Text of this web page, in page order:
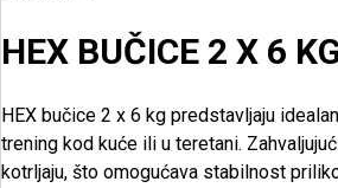
HEX BUČICE 2 X 6
HEX bučice 2 x 6 kg predstavljaju
trening kod kuće ili u teretani.
kotrljaju, što omogućava stabilnost